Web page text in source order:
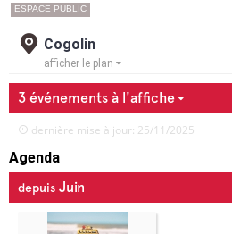
ESPACE PUBLIC
Cogolin
afficher le plan
3 événements à l'affiche
dernière mise à jour: 25/11/2025
Agenda
depuis Juin